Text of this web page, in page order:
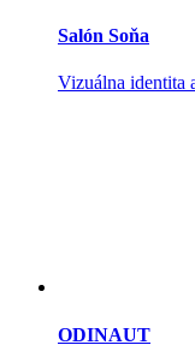
Salón Soňa
Vizuálna identita
ODINAUT